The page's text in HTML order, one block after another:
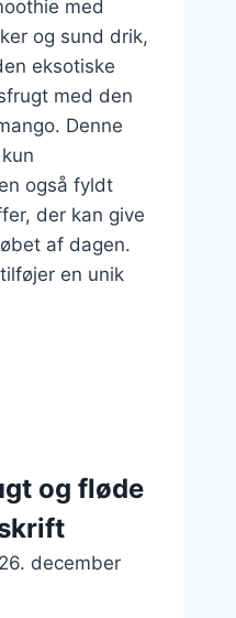
med
og sund drik,
eksotiske
med den
Denne
også fyldt
der kan give
af dagen.
en unik
og fløde
26. december